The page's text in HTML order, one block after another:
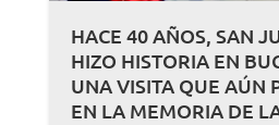
HACE 40 AÑOS, SAN
HIZO HISTORIA EN
UNA VISITA QUE AÚN
EN LA MEMORIA DE